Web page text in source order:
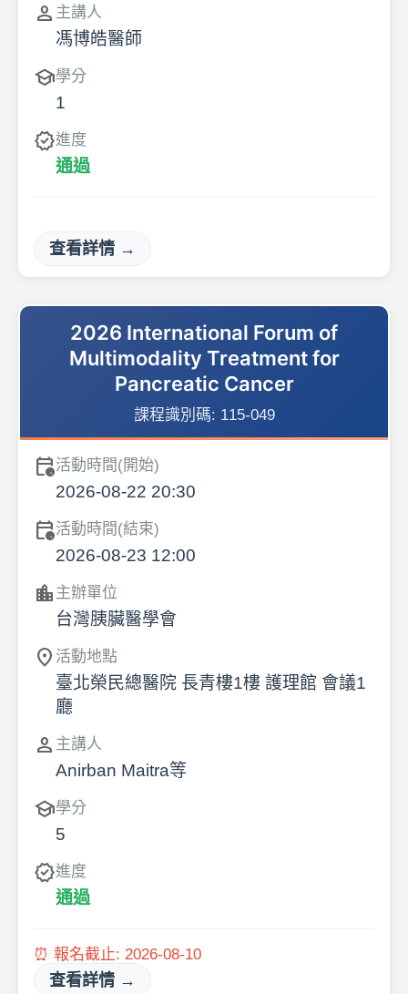
person 主講人
馮博皓醫師
school學分
1
verified進度
通過
查看詳情 →
2026 International Forum of
Multimodality Treatment for
Pancreatic Cancer
課程識別碼: 115-049
calendar_clock活動時間(開始)
2026-08-22 20:30
calendar_clock活動時間(結束)
2026-08-23 12:00
location_city 主辦單位
台灣胰臟醫學會
location_on 活動地點
臺北榮民總醫院 長青樓1樓 護理館 會議1
廳
person 主講人
Anirban Maitra等
school學分
5
verified進度
通過
⏰ 報名截止: 2026-08-10
查看詳情 →